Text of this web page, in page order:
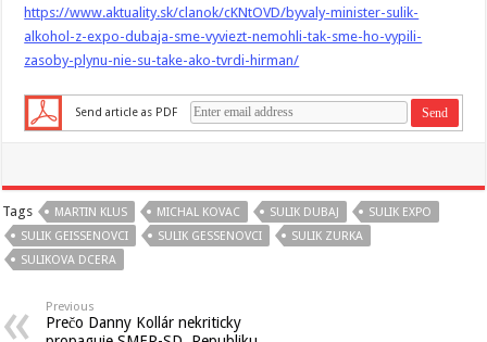
https://www.aktuality.sk/clanok/cKNtOVD/byvaly-minister-sulik-
alkohol-z-expo-dubaja-sme-vyviezt-nemohli-tak-sme-ho-vypili-
zasoby-plynu-nie-su-take-ako-tvrdi-hirman/
Send article as PDF
Tags MARTIN KLUS MICHAL KOVAC SULIK DUBAJ
SULIK EXPO
SULIK GEISSENOVCI
SULIK GESSENOVCI
SULIK ZURKA
SULIKOVA DCERA
Previous
Prečo Danny Kollár nekriticky